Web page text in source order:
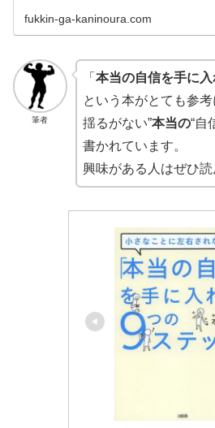
fukkin-ga-kaninoura.com
筆者
「 本当の自信を手に
という本がとても参考
揺るがない”本当の“自
書かれています。
興味がある人はぜひ読